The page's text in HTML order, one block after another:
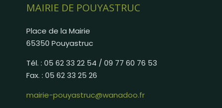
MAIRIE DE POUYASTRUC
Place de la Mairie
65350 Pouyastruc
Tél. : 05 62 33 22 54 / 09 77 60 76 53
Fax. : 05 62 33 25 26
mairie-pouyastruc@wanadoo.fr